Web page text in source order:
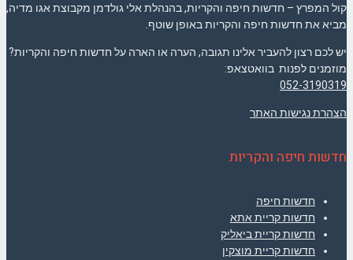
קול המפרץ – חדשות חיפה והקריות, בהנהלת אלי גולדמן מקבוצת אגו מדיה,
מביא את חדשות חיפה והקריות באופן שוטף.
יש לכם רצון להעביר אלינו תגובה, הערה או הארה על חדשות חיפה והקריות?
מוזמנים לפנות בוואטצאפ:
052-3190319
הצהרת נגישות האתר
חדשות חיפה והקריות
חדשות חיפה
חדשות קריית אתא
חדשות קריית ביאליק
חדשות קריית מוצקין